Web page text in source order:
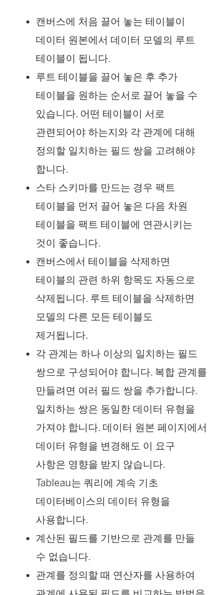
캔버스에 처음 끌어 놓는 테이블이
데이터 원본에서 데이터 모델의 루트
테이블이 됩니다.
루트 테이블을 끌어 놓은 후 추가
테이블을 원하는 순서로 끌어 놓을 수
있습니다. 어떤 테이블이 서로
관련되어야 하는지와 각 관계에 대해
정의할 일치하는 필드 쌍을 고려해야
합니다.
스타 스키마를 만드는 경우 팩트
테이블을 먼저 끌어 놓은 다음 차원
테이블을 팩트 테이블에 연관시키는
것이 좋습니다.
캔버스에서 테이블을 삭제하면
테이블의 관련 하위 항목도 자동으로
삭제됩니다. 루트 테이블을 삭제하면
모델의 다른 모든 테이블도
제거됩니다.
각 관계는 하나 이상의 일치하는 필드
쌍으로 구성되어야 합니다. 복합 관계를
만들려면 여러 필드 쌍을 추가합니다.
일치하는 쌍은 동일한 데이터 유형을
가져야 합니다. 데이터 원본 페이지에서
데이터 유형을 변경해도 이 요구
사항은 영향을 받지 않습니다.
Tableau는 쿼리에 계속 기초
데이터베이스의 데이터 유형을
사용합니다.
계산된 필드를 기반으로 관계를 만들
수 없습니다.
관계를 정의할 때 연산자를 사용하여